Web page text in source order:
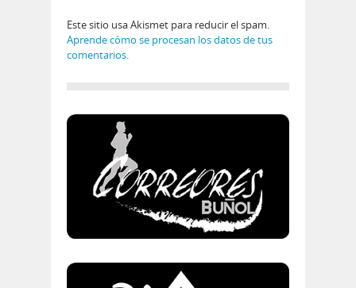
Este sitio usa Akismet para reducir el spam.
Aprende cómo se procesan los datos de tus
comentarios.